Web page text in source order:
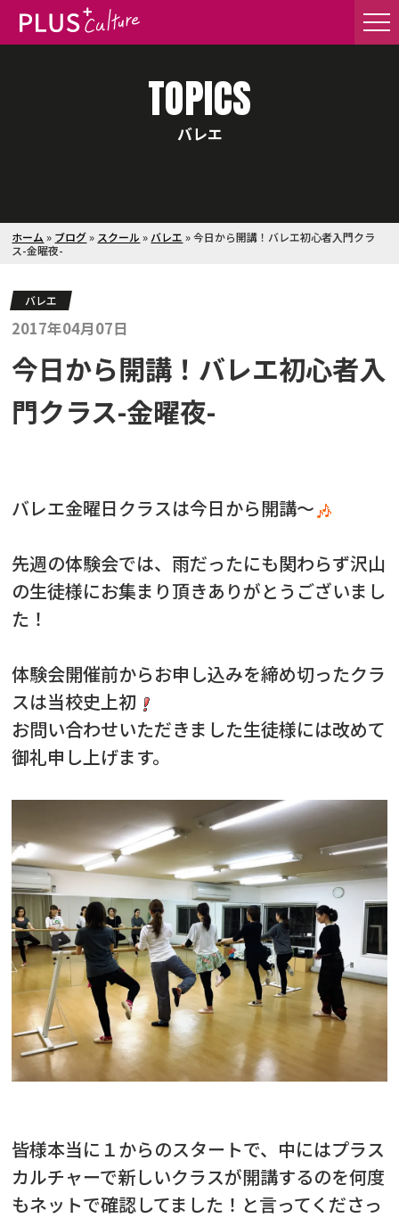
TOPICS
バレエ
ホーム » ブログ» スクール » バレエ »今日から開講！バレエ初心者入門クラ
ス-金曜夜-
バレエ
2017年04月07日
今日から開講！バレエ初心者入
門クラス-金曜夜-
バレエ金曜日クラスは今日から開講〜
先週の体験会では、雨だったにも関わらず沢山
の生徒様にお集まり頂きありがとうございまし
た！
体験会開催前からお申し込みを締め切ったクラ
スは当校史上初
お問い合わせいただきました生徒様には改めて
御礼申し上げます。
皆様本当に１からのスタートで、中にはプラス
カルチャーで新しいクラスが開講するのを何度
もネットで確認してました！と言ってくださっ